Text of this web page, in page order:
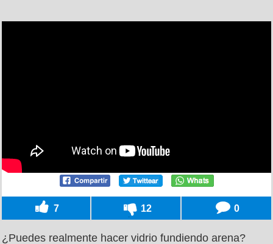
7 12 0
¿Puedes realmente hacer vidrio fundiendo arena?